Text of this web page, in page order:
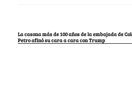
La casona más de 100 años de la embajada de
Petro afinó su cara a cara con Trump